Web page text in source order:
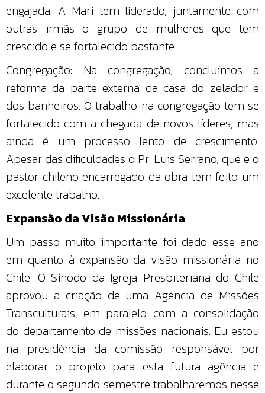
engajada. A Mari tem liderado, juntamente com
outras irmãs o grupo de mulheres que tem
crescido e se fortalecido bastante.
Congregação: Na congregação, concluímos a
reforma da parte externa da casa do zelador e
dos banheiros. O trabalho na congregação tem se
fortalecido com a chegada de novos líderes, mas
ainda é um processo lento de crescimento.
Apesar das dificuldades o Pr. Luis Serrano, que é o
pastor chileno encarregado da obra tem feito um
excelente trabalho.
Expansão da Visão Missionária
Um passo muito importante foi dado esse ano
em quanto à expansão da visão missionária no
Chile. O Sínodo da Igreja Presbiteriana do Chile
aprovou a criação de uma Agência de Missões
Transculturais, em paralelo com a consolidação
do departamento de missões nacionais. Eu estou
na presidência da comissão responsável por
elaborar o projeto para esta futura agência e
durante o segundo semestre trabalharemos nesse